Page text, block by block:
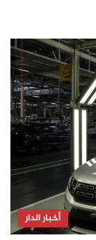
أخبار الدار